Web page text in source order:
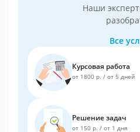
Наши
Все
Курсовая работа
от 1800 р. / от 5 дней
Решение задач
от 150 р. / от 1 дня